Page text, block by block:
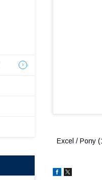
Excel / Pony